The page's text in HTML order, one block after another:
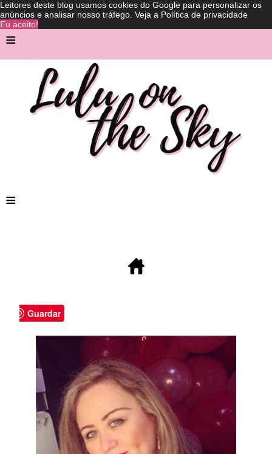
Leitores deste blog usamos cookies do Google para personalizar os
anúncios e analisar nosso tráfego. Veja a Política de privacidade
Eu aceito!
≡
≡
Guardar